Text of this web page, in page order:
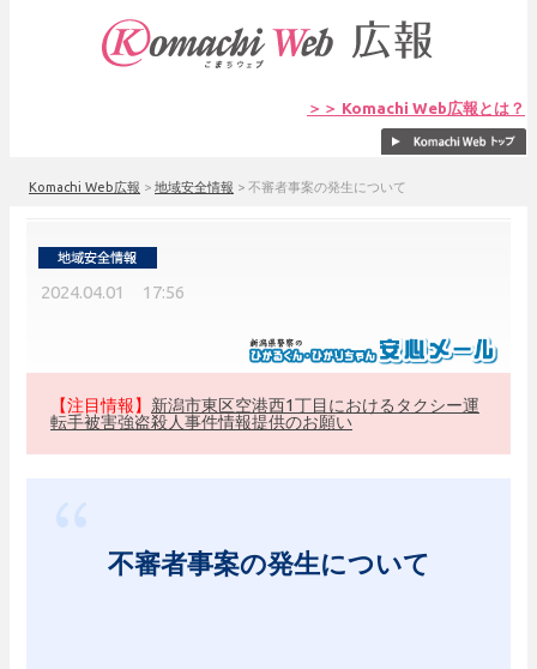
＞＞ Komachi Web広報とは？
Komachi Web広報 > 地域安全情報 > 不審者事案の発生について
2024.04.01 17:56
【注目情報】 新潟市東区空港西1丁目におけるタクシー運
転手被害強盗殺人事件情報提供のお願い
不審者事案の発生について